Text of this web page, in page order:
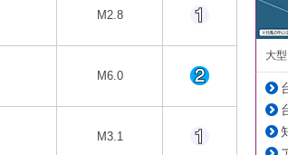
M2.8
M6.0
M3.1
大